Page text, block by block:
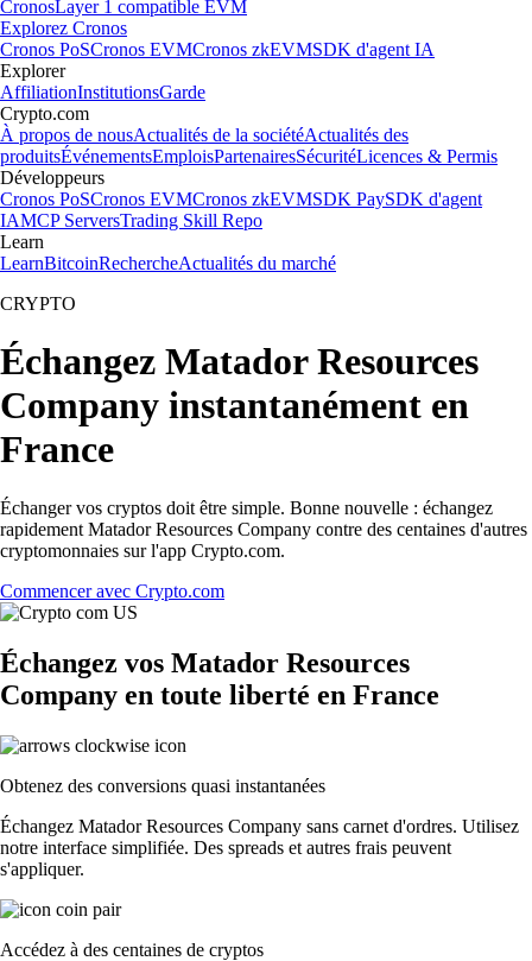
CronosLayer 1 compatible EVM
Explorez Cronos
Cronos PoSCronos EVMCronos zkEVMSDK d'agent IA
Explorer
AffiliationInstitutionsGarde
Crypto.com
À propos de nousActualités de la sociétéActualités des
produitsÉvénementsEmploisPartenairesSécuritéLicences & Permis
Développeurs
Cronos PoSCronos EVMCronos zkEVMSDK PaySDK d'agent
IAMCP ServersTrading Skill Repo
Learn
LearnBitcoinRechercheActualités du marché
CRYPTO
Échangez Matador Resources
Company instantanément en
France
Échanger vos cryptos doit être simple. Bonne nouvelle : échangez
rapidement Matador Resources Company contre des centaines d'autres
cryptomonnaies sur l'app Crypto.com.
Commencer avec Crypto.com
Échangez vos Matador Resources
Company en toute liberté en France
Obtenez des conversions quasi instantanées
Échangez Matador Resources Company sans carnet d'ordres. Utilisez
notre interface simplifiée. Des spreads et autres frais peuvent
s'appliquer.
Accédez à des centaines de cryptos